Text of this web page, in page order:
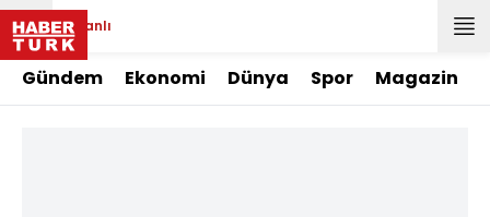
Canlı
Gündem Ekonomi Dünya Spor Magazin